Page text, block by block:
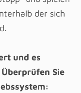
der sich
und es
Sie